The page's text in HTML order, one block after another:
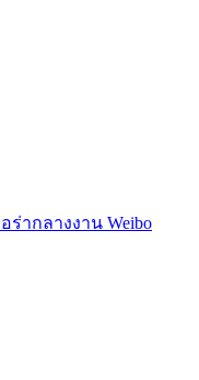
ากลางงาน Weibo